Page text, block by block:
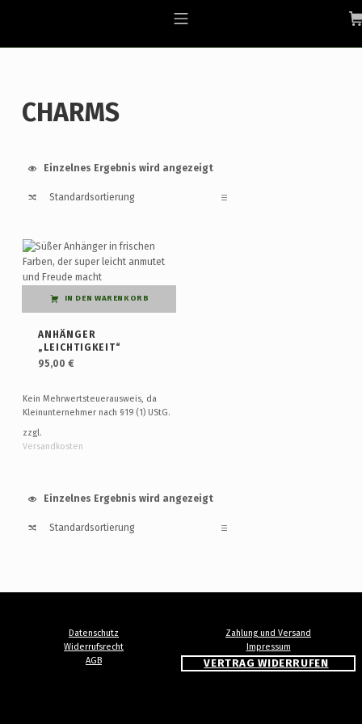
MOBILE MENU
CHARMS
Einzelnes Ergebnis wird angezeigt
IN DEN WARENKORB
ANHÄNGER
„LEICHTIGKEIT“
95,00€
Kein Mehrwertsteuerausweis, da
Kleinunternehmer nach §19 (1) UStG.
zzgl.
Versandkosten
Einzelnes Ergebnis wird angezeigt
Datenschutz
Zahlung und Versand
Widerrufsrecht
Impressum
AGB
VERTRAG WIDERRUFEN